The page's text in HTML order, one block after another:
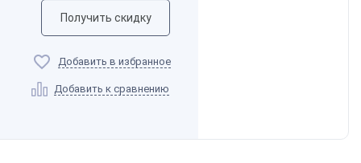
Получить скидку
Добавить в избранное
Добавить к сравнению